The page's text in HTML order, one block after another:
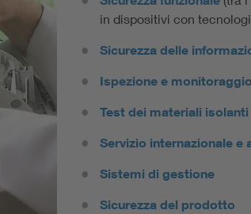
in dispositivi con
Sicurezza delle
Ispezione e monitoraggio
Test dei materiali isolanti
Servizio internazionale e
Sistemi di gestione
Sicurezza del prodotto